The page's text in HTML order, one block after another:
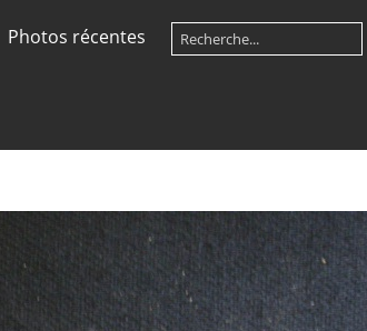
Photos récentes